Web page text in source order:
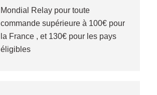
Mondial Relay pour toute
commande supérieure à 100€ pour
la France , et 130€ pour les pays
éligibles